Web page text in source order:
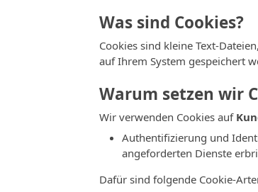
Was sind Cookies?
Cookies sind kleine Text-
auf Ihrem System gespeichert
Warum setzen wir
Wir verwenden Cookies auf
Authentifizierung und
angeforderten Dienste
Dafür sind folgende Cookie-